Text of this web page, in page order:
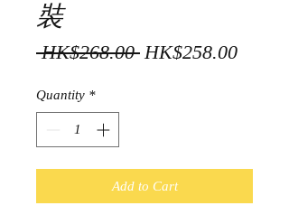
裝
HK$268.00 Regular
HK$258.00Sale
Quantity *
Add to Cart